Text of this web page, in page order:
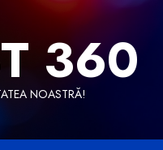
360
NOASTRĂ!